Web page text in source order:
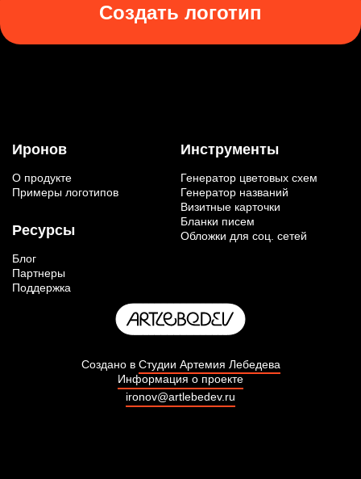
Создать логотип
Иронов
О продукте
Примеры логотипов
Ресурсы
Блог
Партнеры
Поддержка
Инструменты
Генератор цветовых схем
Генератор названий
Визитные карточки
Бланки писем
Обложки для соц. сетей
Создано в Студии Артемия Лебедева
Информация о проекте
ironov@artlebedev.ru